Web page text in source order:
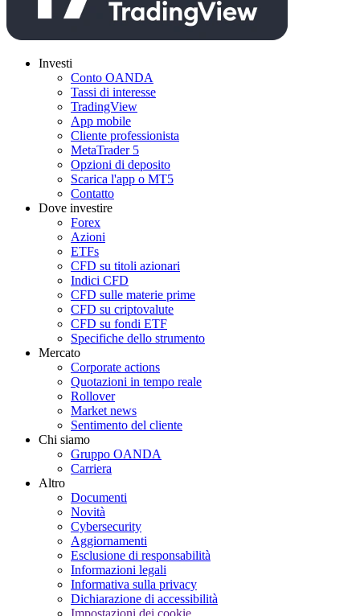
Investi
Conto OANDA
Tassi di interesse
TradingView
App mobile
Cliente professionista
MetaTrader 5
Opzioni di deposito
Scarica l'app o MT5
Contatto
Dove investire
Forex
Azioni
ETFs
CFD su titoli azionari
Indici CFD
CFD sulle materie prime
CFD su criptovalute
CFD su fondi ETF
Specifiche dello strumento
Mercato
Corporate actions
Quotazioni in tempo reale
Rollover
Market news
Sentimento del cliente
Chi siamo
Gruppo OANDA
Carriera
Altro
Documenti
Novità
Cybersecurity
Aggiornamenti
Esclusione di responsabilità
Informazioni legali
Informativa sulla privacy
Dichiarazione di accessibilità
Impostazioni dei cookie